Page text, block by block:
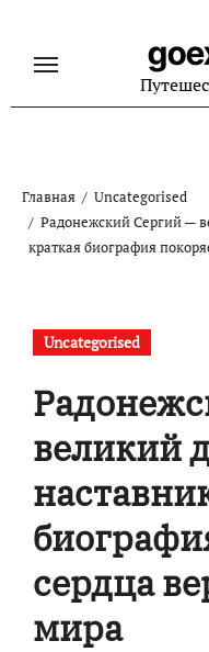
содержанию
Главная
Uncategorised
Радонежский Сергий —
краткая биография
Uncategorised
великий
сердца
мира